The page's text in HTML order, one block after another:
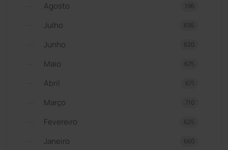
Agosto 196
Julho 695
Junho 620
Maio 675
Abril 671
Março 710
Fevereiro 625
Janeiro 660